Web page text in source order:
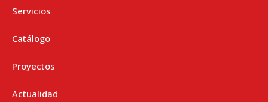
Servicios
Catálogo
Proyectos
Actualidad